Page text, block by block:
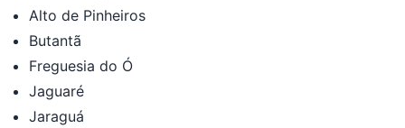
Alto de Pinheiros
Butantã
Freguesia do Ó
Jaguaré
Jaraguá